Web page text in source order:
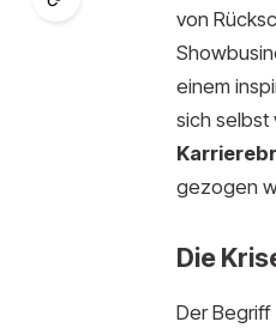
von
einem
sich selbst
gezogen
Die
Der Begriff